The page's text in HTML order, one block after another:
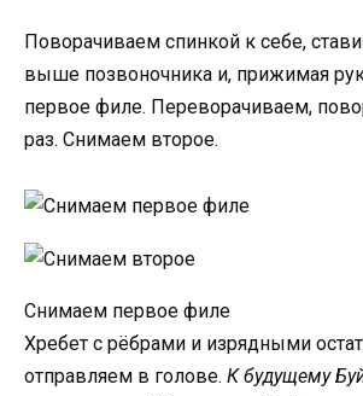
Поворачиваем спинкой к себе,
выше позвоночника и, прижимая
первое филе. Переворачиваем,
раз. Снимаем второе.
Снимаем первое филе
Хребет с рёбрами и изрядными
отправляем в голове. К будущему